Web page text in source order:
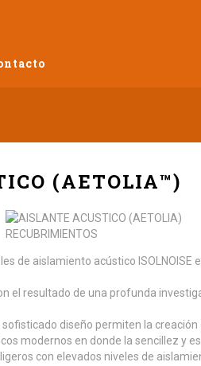
(AETOLIA™)
de aislamiento acústico ISOLNOISE
el resultado de una profunda
sofisticado diseño permiten la
modernos en donde la sencillez y
con elevados niveles de